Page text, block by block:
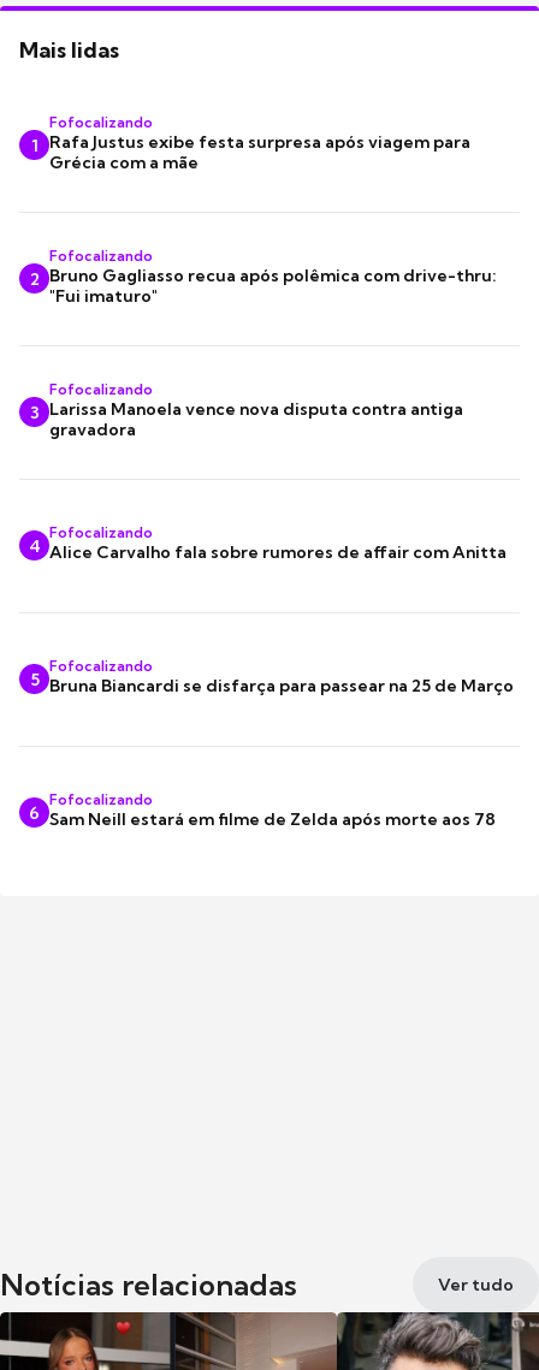
Mais lidas
1
Fofocalizando
Rafa Justus exibe festa surpresa após viagem para
Grécia com a mãe
2
Fofocalizando
Bruno Gagliasso recua após polêmica com drive-thru:
"Fui imaturo"
3
Fofocalizando
Larissa Manoela vence nova disputa contra antiga
gravadora
4
Fofocalizando
Alice Carvalho fala sobre rumores de affair com Anitta
5
Fofocalizando
Bruna Biancardi se disfarça para passear na 25 de Março
6
Fofocalizando
Sam Neill estará em filme de Zelda após morte aos 78
Notícias relacionadas Ver tudo